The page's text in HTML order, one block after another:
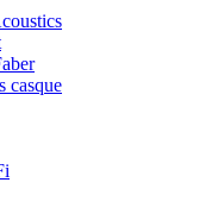
casque